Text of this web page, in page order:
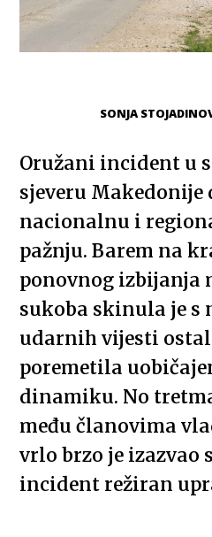
SONJA
Oružani incident u
sjeveru Makedonije
nacionalnu i
pažnju. Barem na
ponovnog izbijanja
sukoba skinula je s
udarnih vijesti
poremetila
dinamiku. No
među članovima
vrlo brzo je izazvao
incident režiran